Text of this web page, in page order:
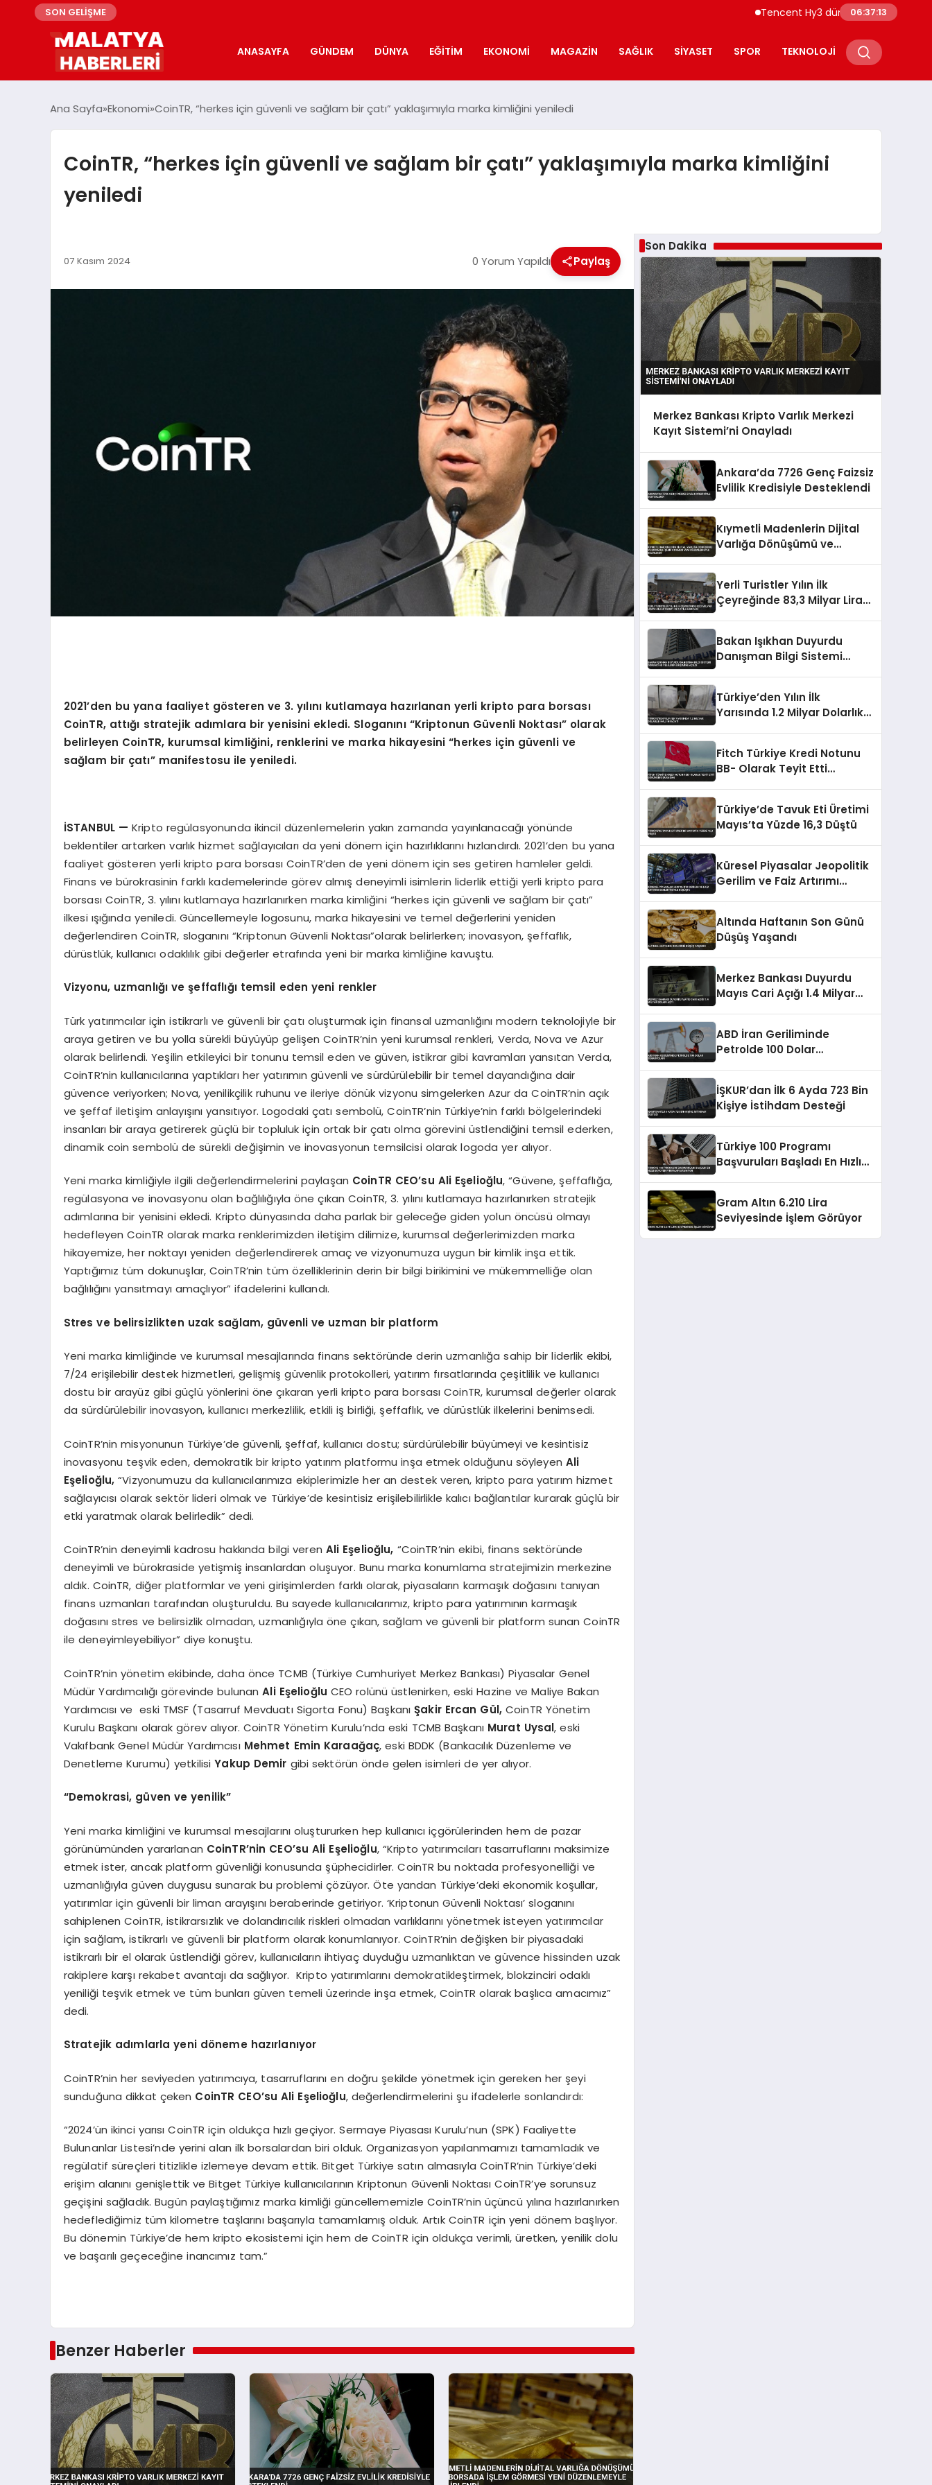
SON GELİŞME Tencent Hy3 dünya genelinde kullanıma
06:37:14
ANASAYFA GÜNDEM DÜNYA EĞITIM EKONOMI MAGAZIN SAĞLIK SIYASET SPOR TEKNOLOJI
Ana Sayfa Ekonomi CoinTR, “herkes için güvenli ve sağlam bir çatı” yaklaşımıyla marka kimliğini yeniledi
CoinTR, “herkes için güvenli ve sağlam bir çatı” yaklaşımıyla marka kimliğini
yeniledi
07 Kasım 2024 0 Yorum Yapıldı Paylaş
2021’den bu yana faaliyet gösteren ve 3. yılını kutlamaya hazırlanan yerli kripto para borsası
CoinTR, attığı stratejik adımlara bir yenisini ekledi. Sloganını “Kriptonun Güvenli Noktası” olarak
belirleyen CoinTR, kurumsal kimliğini, renklerini ve marka hikayesini“herkes için güvenli ve
sağlam bir çatı” manifestosu ile yeniledi.
İSTANBUL — Kripto regülasyonunda ikincil düzenlemelerin yakın zamanda yayınlanacağı yönünde
beklentiler artarken varlık hizmet sağlayıcıları da yeni dönem için hazırlıklarını hızlandırdı. 2021’den bu yana
faaliyet gösteren yerli kripto para borsası CoinTR’den de yeni dönem için ses getiren hamleler geldi.
Finans ve bürokrasinin farklı kademelerinde görev almış deneyimli isimlerin liderlik ettiği yerli kripto para
borsası CoinTR, 3. yılını kutlamaya hazırlanırken marka kimliğini “herkes için güvenli ve sağlam bir çatı”
ilkesi ışığında yeniledi. Güncellemeyle logosunu, marka hikayesini ve temel değerlerini yeniden
değerlendiren CoinTR, sloganını “Kriptonun Güvenli Noktası”olarak belirlerken; inovasyon, şeffaflık,
dürüstlük, kullanıcı odaklılık gibi değerler etrafında yeni bir marka kimliğine kavuştu.
Vizyonu, uzmanlığı ve şeffaflığı temsil eden yeni renkler
Türk yatırımcılar için istikrarlı ve güvenli bir çatı oluşturmak için finansal uzmanlığını modern teknolojiyle bir
araya getiren ve bu yolla sürekli büyüyüp gelişen CoinTR’nin yeni kurumsal renkleri, Verda, Nova ve Azur
olarak belirlendi. Yeşilin etkileyici bir tonunu temsil eden ve güven, istikrar gibi kavramları yansıtan Verda,
CoinTR’nin kullanıcılarına yaptıkları her yatırımın güvenli ve sürdürülebilir bir temel dayandığına dair
güvence veriyorken; Nova, yenilikçilik ruhunu ve ileriye dönük vizyonu simgelerken Azur da CoinTR’nin açık
ve şeffaf iletişim anlayışını yansıtıyor. Logodaki çatı sembolü, CoinTR’nin Türkiye’nin farklı bölgelerindeki
insanları bir araya getirerek güçlü bir topluluk için ortak bir çatı olma görevini üstlendiğini temsil ederken,
dinamik coin sembolü de sürekli değişimin ve inovasyonun temsilcisi olarak logoda yer alıyor.
Yeni marka kimliğiyle ilgili değerlendirmelerini paylaşan CoinTR CEO’su Ali Eşelioğlu, “Güvene, şeffaflığa,
regülasyona ve inovasyonu olan bağlılığıyla öne çıkan CoinTR, 3. yılını kutlamaya hazırlanırken stratejik
adımlarına bir yenisini ekledi. Kripto dünyasında daha parlak bir geleceğe giden yolun öncüsü olmayı
hedefleyen CoinTR olarak marka renklerimizden iletişim dilimize, kurumsal değerlerimizden marka
hikayemize, her noktayı yeniden değerlendirerek amaç ve vizyonumuza uygun bir kimlik inşa ettik.
Yaptığımız tüm dokunuşlar, CoinTR’nin tüm özelliklerinin derin bir bilgi birikimini ve mükemmelliğe olan
bağlılığını yansıtmayı amaçlıyor” ifadelerini kullandı.
Stres ve belirsizlikten uzak sağlam, güvenli ve uzman bir platform
Yeni marka kimliğinde ve kurumsal mesajlarında finans sektöründe derin uzmanlığa sahip bir liderlik ekibi,
7/24 erişilebilir destek hizmetleri, gelişmiş güvenlik protokolleri, yatırım fırsatlarında çeşitlilik ve kullanıcı
dostu bir arayüz gibi güçlü yönlerini öne çıkaran yerli kripto para borsası CoinTR, kurumsal değerler olarak
da sürdürülebilir inovasyon, kullanıcı merkezlilik, etkili iş birliği, şeffaflık, ve dürüstlük ilkelerini benimsedi.
CoinTR’nin misyonunun Türkiye’de güvenli, şeffaf, kullanıcı dostu; sürdürülebilir büyümeyi ve kesintisiz
inovasyonu teşvik eden, demokratik bir kripto yatırım platformu inşa etmek olduğunu söyleyen Ali
Eşelioğlu,“Vizyonumuzu da kullanıcılarımıza ekiplerimizle her an destek veren, kripto para yatırım hizmet
sağlayıcısı olarak sektör lideri olmak ve Türkiye’de kesintisiz erişilebilirlikle kalıcı bağlantılar kurarak güçlü bir
etki yaratmak olarak belirledik” dedi.
CoinTR’nin deneyimli kadrosu hakkında bilgi veren Ali Eşelioğlu, “CoinTR’nin ekibi, finans sektöründe
deneyimli ve bürokraside yetişmiş insanlardan oluşuyor. Bunu marka konumlama stratejimizin merkezine
aldık. CoinTR, diğer platformlar ve yeni girişimlerden farklı olarak, piyasaların karmaşık doğasını tanıyan
finans uzmanları tarafından oluşturuldu. Bu sayede kullanıcılarımız, kripto para yatırımının karmaşık
doğasını stres ve belirsizlik olmadan, uzmanlığıyla öne çıkan, sağlam ve güvenli bir platform sunan CoinTR
ile deneyimleyebiliyor” diye konuştu.
CoinTR’nin yönetim ekibinde, daha önce TCMB (Türkiye Cumhuriyet Merkez Bankası) Piyasalar Genel
Müdür Yardımcılığı görevinde bulunanAli Eşelioğlu CEO rolünü üstlenirken, eski Hazine ve Maliye Bakan
Yardımcısı ve eski TMSF (Tasarruf Mevduatı Sigorta Fonu) BaşkanıŞakir Ercan Gül, CoinTR Yönetim
Kurulu Başkanı olarak görev alıyor. CoinTR Yönetim Kurulu’nda eski TCMB Başkanı Murat Uysal, eski
Vakıfbank Genel Müdür Yardımcısı Mehmet Emin Karaağaç, eski BDDK (Bankacılık Düzenleme ve
Denetleme Kurumu) yetkilisiYakup Demir gibi sektörün önde gelen isimleri de yer alıyor.
“Demokrasi, güven ve yenilik”
Yeni marka kimliğini ve kurumsal mesajlarını oluştururken hep kullanıcı içgörülerinden hem de pazar
görünümünden yararlanan CoinTR’nin CEO’su Ali Eşelioğlu, “Kripto yatırımcıları tasarruflarını maksimize
etmek ister, ancak platform güvenliği konusunda şüphecidirler. CoinTR bu noktada profesyonelliği ve
uzmanlığıyla güven duygusu sunarak bu problemi çözüyor. Öte yandan Türkiye’deki ekonomik koşullar,
yatırımlar için güvenli bir liman arayışını beraberinde getiriyor. ‘Kriptonun Güvenli Noktası’ sloganını
sahiplenen CoinTR, istikrarsızlık ve dolandırıcılık riskleri olmadan varlıklarını yönetmek isteyen yatırımcılar
için sağlam, istikrarlı ve güvenli bir platform olarak konumlanıyor. CoinTR’nin değişken bir piyasadaki
istikrarlı bir el olarak üstlendiği görev, kullanıcıların ihtiyaç duyduğu uzmanlıktan ve güvence hissinden uzak
rakiplere karşı rekabet avantajı da sağlıyor. Kripto yatırımlarını demokratikleştirmek, blokzinciri odaklı
yeniliği teşvik etmek ve tüm bunları güven temeli üzerinde inşa etmek, CoinTR olarak başlıca amacımız”
dedi.
Stratejik adımlarla yeni döneme hazırlanıyor
CoinTR’nin her seviyeden yatırımcıya, tasarruflarını en doğru şekilde yönetmek için gereken her şeyi
sunduğuna dikkat çeken CoinTR CEO’su Ali Eşelioğlu, değerlendirmelerini şu ifadelerle sonlandırdı:
“2024’ün ikinci yarısı CoinTR için oldukça hızlı geçiyor. Sermaye Piyasası Kurulu’nun (SPK) Faaliyette
Bulunanlar Listesi’nde yerini alan ilk borsalardan biri olduk. Organizasyon yapılanmamızı tamamladık ve
regülatif süreçleri titizlikle izlemeye devam ettik. Bitget Türkiye satın almasıyla CoinTR’nin Türkiye’deki
erişim alanını genişlettik ve Bitget Türkiye kullanıcılarının Kriptonun Güvenli Noktası CoinTR’ye sorunsuz
geçişini sağladık. Bugün paylaştığımız marka kimliği güncellememizle CoinTR’nin üçüncü yılına hazırlanırken
hedeflediğimiz tüm kilometre taşlarını başarıyla tamamlamış olduk. Artık CoinTR için yeni dönem başlıyor.
Bu dönemin Türkiye’de hem kripto ekosistemi için hem de CoinTR için oldukça verimli, üretken, yenilik dolu
ve başarılı geçeceğine inancımız tam.”
Benzer Haberler
Son Dakika
Merkez Bankası Kripto Varlık Merkezi
Kayıt Sistemi’ni Onayladı
Ankara’da 7726 Genç Faizsiz
Evlilik Kredisiyle Desteklendi
Kıymetli Madenlerin Dijital
Varlığa Dönüşümü ve
Yerli Turistler Yılın İlk
Çeyreğinde 83,3 Milyar Lirayı
Bakan Işıkhan Duyurdu
Danışman Bilgi Sistemi
Türkiye’den Yılın İlk
Yarısında 1.2 Milyar Dolarlık
Fitch Türkiye Kredi Notunu
BB- Olarak Teyit Etti
Türkiye’de Tavuk Eti Üretimi
Mayıs’ta Yüzde 16,3 Düştü
Küresel Piyasalar Jeopolitik
Gerilim ve Faiz Artırımı
Altında Haftanın Son Günü
Düşüş Yaşandı
Merkez Bankası Duyurdu
Mayıs Cari Açığı 1.4 Milyar
ABD İran Geriliminde
Petrolde 100 Dolar
İŞKUR’dan İlk 6 Ayda 723 Bin
Kişiye İstihdam Desteği
Türkiye 100 Programı
Başvuruları Başladı En Hızlı
Gram Altın 6.210 Lira
Seviyesinde İşlem Görüyor